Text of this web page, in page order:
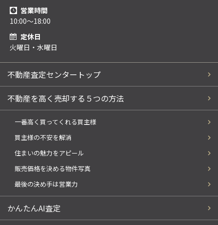
営業時間
10:00～18:00
定休日
火曜日・水曜日
不動産査定センタートップ
不動産を高く売却する５つの方法
一番高く買ってくれる買主様
買主様の不安を解消
住まいの魅力をアピール
販売価格を決める物件写真
最後の決め手は営業力
かんたんAI査定